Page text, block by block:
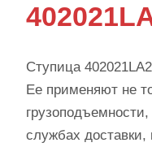
Ступица
Ее применяют не
службах доставки,